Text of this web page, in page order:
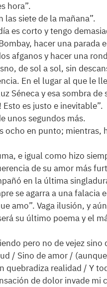
hora”.
las siete de la mañana”.
es corto y tengo
hacer una parada
afganos y hacer una
de sol a sol, sin
En el lugar al que le
Séneca y esa sombra
es justo e inevitable”.
unos segundos más.
ocho en punto;
e igual como hizo
de su amor más
en la última
se agarra a una falacia
amo”. Vaga ilusión, y
su último poema y el
pero no de vejez
/ Sino de amor /
quebradiza realidad / Y
de dolor invade